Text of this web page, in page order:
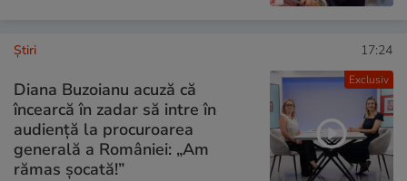
Exclusiv
Ştiri 17:24
Diana Buzoianu acuză că
încearcă în zadar să intre în
audiență la procuroarea
generală a României: „Am
rămas șocată!”